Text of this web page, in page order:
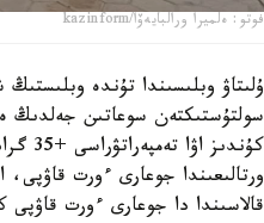
فوتو: ەلميرا ورالبايەۆا/kazinform
ۇلىتاۋ وبلىسىندا تۇندە
ورتالىعىندا جوعارى ءورت
قالاسىندا دا جوعارى ءورت قاۋپى